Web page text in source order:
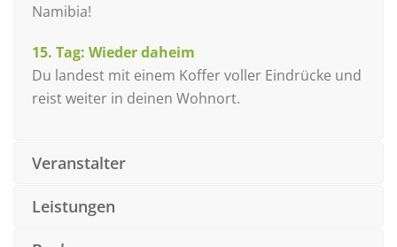
Namibia!
15. Tag: Wieder daheim
Du landest mit einem Koffer voller Eindrücke und
reist weiter in deinen Wohnort.
Veranstalter
Leistungen